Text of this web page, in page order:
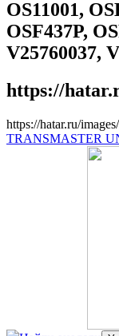
OS11001,
OSF437P,
V25760037,
https://
https://hatar.ru/
TRANSMASTER